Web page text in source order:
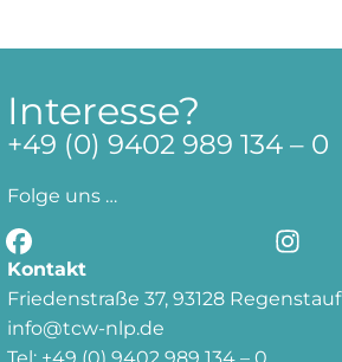
Interesse?
+49 (0) 9402 989 134 – 0
Folge uns …
Kontakt
Friedenstraße 37, 93128 Regenstauf
info@tcw-nlp.de